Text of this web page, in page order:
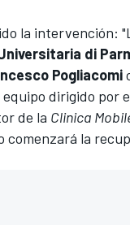
la intervención: "
di
Pogliacomi
equipo dirigido por
de la Clinica
la